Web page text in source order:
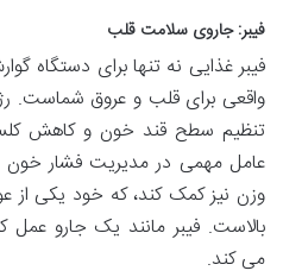
فیبر: جاروی سلامت قلب
فیبر غذایی نه تنها برای
واقعی برای قلب و عروق شماست.
تنظیم سطح قند خون و کاهش
عامل مهمی در مدیریت فشار خون
وزن نیز کمک کند، که خود یکی از
بالاست. فیبر مانند یک جارو عمل
می کند.